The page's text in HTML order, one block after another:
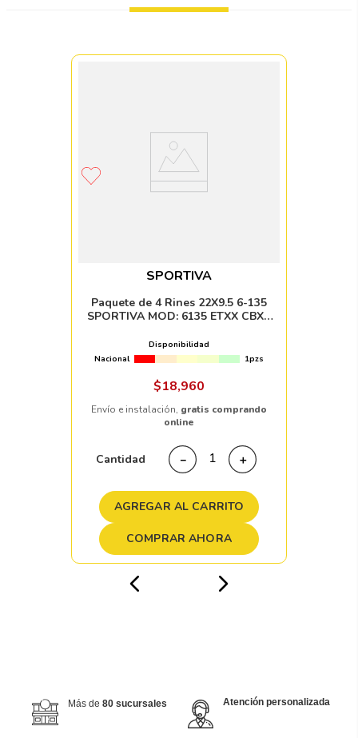
SPORTIVA
Paquete de 4 Rines 22X9.5 6-135
SPORTIVA MOD: 6135 ETXX CBXX
Disponibilidad
Nacional
1pzs
$18,960
Envío e instalación, gratis comprando
online
Cantidad ＋
－
AGREGAR AL CARRITO
COMPRAR AHORA
Más de 80 sucursales Atención personalizada